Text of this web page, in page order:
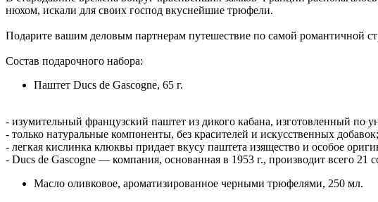
нюхом, искали для своих господ вкуснейшие трюфели.
Подарите вашим деловым партнерам путешествие по самой романтичной
Состав подарочного набора:
Паштет Ducs de Gascogne, 65 г.
- изумительный французский паштет из дикого кабана, изготовленный по
- только натуральные компоненты, без красителей и искусственных добавок;
- легкая кислинка клюквы придает вкусу паштета изящество и особое
- Ducs de Gascogne — компания, основанная в 1953 г., производит всего 21
Масло оливковое, ароматизированное черными трюфелями, 250 мл.